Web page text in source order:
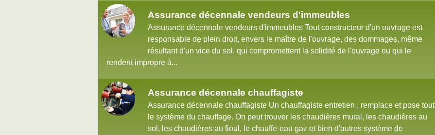
Assurance décennale vendeurs d'immeubles
Assurance décennale vendeurs d'immeubles Tout constructeur d'un ouvrage est
responsable de plein droit, envers le maître de l'ouvrage, des dommages, même
résultant d'un vice du sol, qui compromettent la solidité de l'ouvrage ou qui le
rendent impropre à...
Assurance décennale chauffagiste
Assurance décennale chauffagiste Un chauffagiste entretien , remplace et pose tout
le système du chauffage. On peut trouver les chaudières mural, les chaudières au
sol, les chaudières au fioul, le chauffe-eau gaz et bien d'autres système de